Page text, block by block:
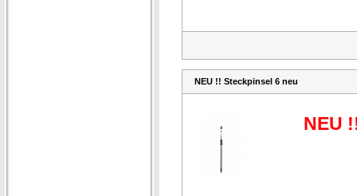
NEU !! Steckpinsel 6 neu
NEU